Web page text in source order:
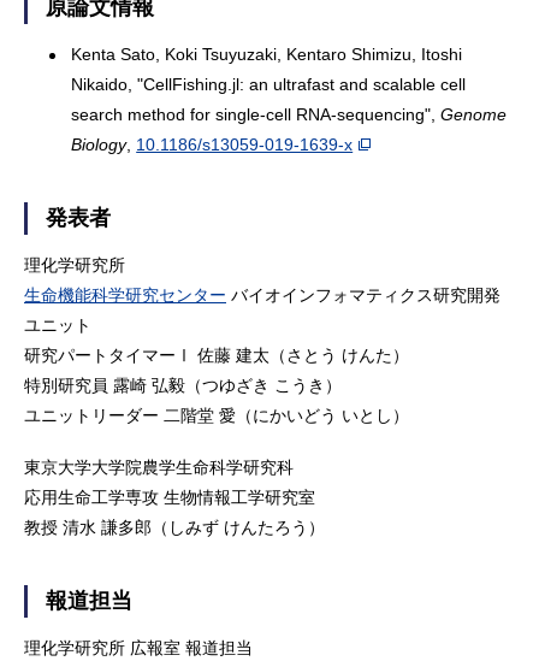
原論文情報
Kenta Sato, Koki Tsuyuzaki, Kentaro Shimizu, Itoshi
Nikaido, "CellFishing.jl: an ultrafast and scalable cell
search method for single-cell RNA-sequencing",Genome
Biology, 10.1186/s13059-019-1639-x
発表者
理化学研究所
生命機能科学研究センター バイオインフォマティクス研究開発
ユニット
研究パートタイマーⅠ 佐藤 建太（さとう けんた）
特別研究員 露崎 弘毅（つゆざき こうき）
ユニットリーダー 二階堂 愛（にかいどう いとし）
東京大学大学院農学生命科学研究科
応用生命工学専攻 生物情報工学研究室
教授 清水 謙多郎（しみず けんたろう）
報道担当
理化学研究所 広報室 報道担当